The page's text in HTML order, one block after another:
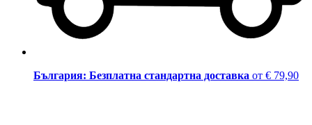
България: Безплатна стандартна доставка от € 79,90